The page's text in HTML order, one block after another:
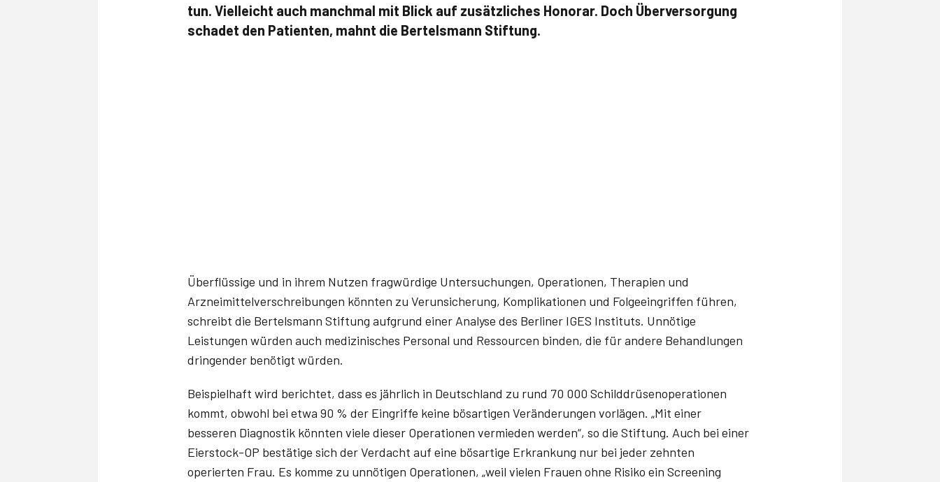
tun. Vielleicht auch manchmal mit Blick auf zusätzliches Honorar. Doch Überversorgung
schadet den Patienten, mahnt die Bertelsmann Stiftung.
Überflüssige und in ihrem Nutzen fragwürdige Untersuchungen, Operationen, Therapien und
Arzneimittelverschreibungen könnten zu Verunsicherung, Komplikationen und Folgeeingriffen führen,
schreibt die Bertelsmann Stiftung aufgrund einer Analyse des Berliner IGES Instituts. Unnötige
Leistungen würden auch medizinisches Personal und Ressourcen binden, die für andere Behandlungen
dringender benötigt würden.
Beispielhaft wird berichtet, dass es jährlich in Deutschland zu rund 70 000 Schilddrüsenoperationen
kommt, obwohl bei etwa 90 % der Eingriffe keine bösartigen Veränderungen vorlägen. „Mit einer
besseren Diagnostik könnten viele dieser Operationen vermieden werden“, so die Stiftung. Auch bei einer
Eierstock-OP bestätige sich der Verdacht auf eine bösartige Erkrankung nur bei jeder zehnten
operierten Frau. Es komme zu unnötigen Operationen, „weil vielen Frauen ohne Risiko ein Screening